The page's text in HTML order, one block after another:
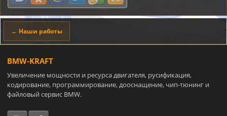
← Наши работы
BMW-KRAFT
Увеличение мощности и ресурса двигателя, русификация,
кодирование, программирование, дооснащение, чип-тюнинг и
файловый сервис BMW.